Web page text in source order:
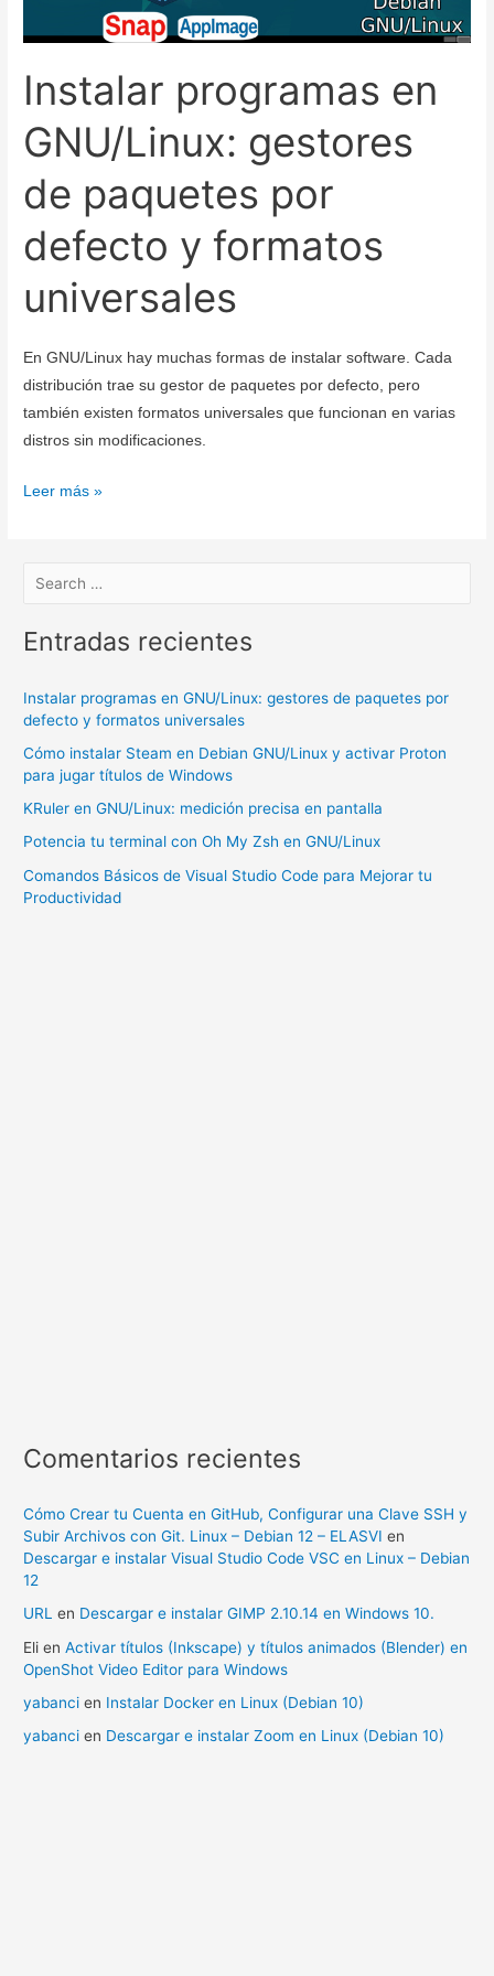
Instalar programas en
GNU/Linux: gestores
de paquetes por
defecto y formatos
universales
En GNU/Linux hay muchas formas de instalar software. Cada
distribución trae su gestor de paquetes por defecto, pero
también existen formatos universales que funcionan en varias
distros sin modificaciones.
Instalar
paquetes
defecto
formatos
Leer más »
Entradas recientes
Instalar programas en GNU/Linux: gestores de paquetes por
defecto y formatos universales
Cómo instalar Steam en Debian GNU/Linux y activar Proton
para jugar títulos de Windows
KRuler en GNU/Linux: medición precisa en pantalla
Potencia tu terminal con Oh My Zsh en GNU/Linux
Comandos Básicos de Visual Studio Code para Mejorar tu
Productividad
Comentarios recientes
Cómo Crear tu Cuenta en GitHub, Configurar una Clave SSH y
Subir Archivos con Git. Linux – Debian 12 – ELASVI en
Descargar e instalar Visual Studio Code VSC en Linux – Debian
12
URL en Descargar e instalar GIMP 2.10.14 en Windows 10.
Eli enActivar títulos (Inkscape) y títulos animados (Blender) en
OpenShot Video Editor para Windows
yabanci en Instalar Docker en Linux (Debian 10)
yabanci en Descargar e instalar Zoom en Linux (Debian 10)